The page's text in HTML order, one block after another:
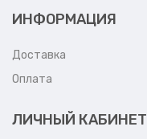
ИНФОРМАЦИЯ
Доставка
Оплата
ЛИЧНЫЙ КАБИНЕТ